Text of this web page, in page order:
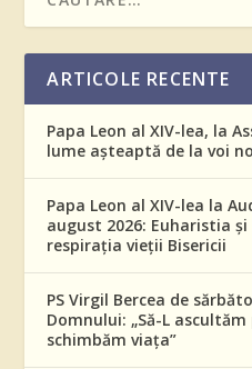
ARTICOLE RECENTE
Papa Leon al XIV-lea, la
lume așteaptă de la voi
Papa Leon al XIV-lea la
august 2026: Euharistia
respirația vieții Bisericii
PS Virgil Bercea de
Domnului: „Să-L
schimbăm viața”